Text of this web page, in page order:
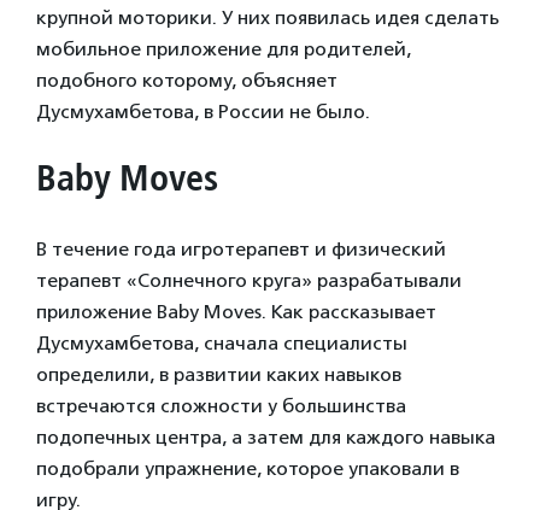
крупной моторики. У них появилась идея сделать
мобильное приложение для родителей,
подобного которому, объясняет
Дусмухамбетова, в России не было.
Baby Moves
В течение года игротерапевт и физический
терапевт «Солнечного круга» разрабатывали
приложение Baby Moves. Как рассказывает
Дусмухамбетова, сначала специалисты
определили, в развитии каких навыков
встречаются сложности у большинства
подопечных центра, а затем для каждого навыка
подобрали упражнение, которое упаковали в
игру.